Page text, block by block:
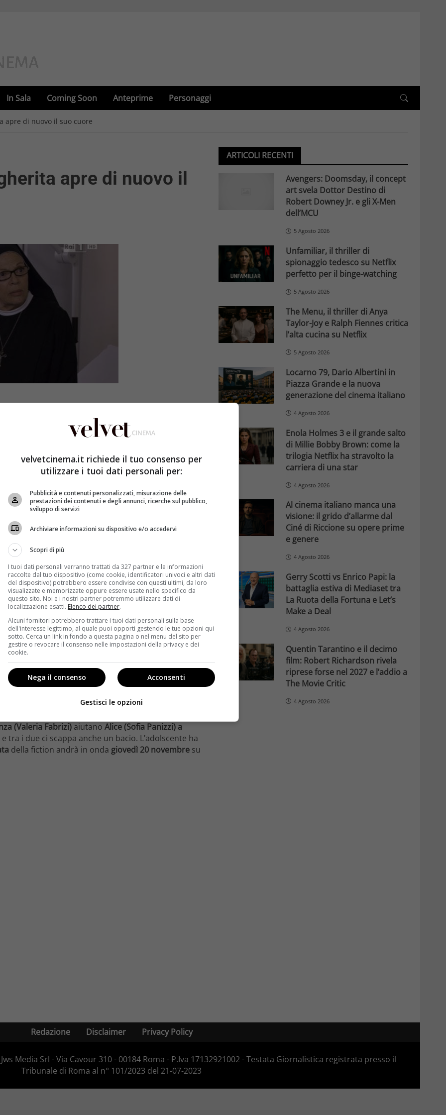
In Sala Coming Soon Anteprime Personaggi
apre di nuovo il suo cuore
apre di nuovo il
Uno l’ottava puntata diChe Dio ci aiuti 3.Guido (Lino
e stanno rispettivamente con
Ramenghi)
. IntantoNina (Laura Glavan)è felice conGregorio
ha paura che possa dimenticarla.
superare la morte di Emilio (Ludovico Fremont)
ospedale. Conosce cosìCarlos (Andrès Gil):
a causa dellesituazioni sentimentali difficili. Alla fine il
sarà davvero pronta a ricominciare una nuova
ma quando si pente scopre che luil’ha già sostituita
riavvicinarsi a Guido ed è proprio così.
, ma è combattuto perché prova ancora affetto per
stare vicini per aiutare Dario nella sua prima cotta.
(Valeria Fabrizi) aiutano Alice (Sofia Panizzi) a
e tra i due ci scappa anche un bacio. L’adolscente ha
della fiction andrà in onda giovedì 20 novembre su
ARTICOLI RECENTI
Avengers: Doomsday, il concept
art svela Dottor Destino di
Robert Downey Jr. e gli X-Men
dell’MCU
5 Agosto 2026
Unfamiliar, il thriller di
spionaggio tedesco su Netflix
perfetto per il binge-watching
5 Agosto 2026
The Menu, il thriller di Anya
Taylor-Joy e Ralph Fiennes critica
l’alta cucina su Netflix
5 Agosto 2026
Locarno 79, Dario Albertini in
Piazza Grande e la nuova
generazione del cinema italiano
4 Agosto 2026
Enola Holmes 3 e il grande salto
di Millie Bobby Brown: come la
trilogia Netflix ha stravolto la
carriera di una star
4 Agosto 2026
Al cinema italiano manca una
visione: il grido d’allarme dal
Ciné di Riccione su opere prime
e genere
4 Agosto 2026
Gerry Scotti vs Enrico Papi: la
battaglia estiva di Mediaset tra
La Ruota della Fortuna e Let’s
Make a Deal
4 Agosto 2026
Quentin Tarantino e il decimo
film: Robert Richardson rivela
riprese forse nel 2027 e l’addio a
The Movie Critic
4 Agosto 2026
Redazione Disclaimer Privacy Policy
Media Srl - Via Cavour 310 - 00184 Roma - P.Iva 17132921002 - Testata Giornalistica registrata presso il
Tribunale di Roma al n° 101/2023 del 21-07-2023
velvetcinema.it richiede il tuo consenso per
utilizzare i tuoi dati personali per:
Pubblicità e contenuti personalizzati, misurazione delle
prestazioni dei contenuti e degli annunci, ricerche sul pubblico,
sviluppo di servizi
Archiviare informazioni su dispositivo e/o accedervi
Scopri di più
I tuoi dati personali verranno trattati da 327 partner e le informazioni
raccolte dal tuo dispositivo (come cookie, identificatori univoci e altri dati
del dispositivo) potrebbero essere condivise con questi ultimi, da loro
visualizzate e memorizzate oppure essere usate nello specifico da
questo sito. Noi e i nostri partner potremmo utilizzare dati di
localizzazione esatti. Elenco dei partner.
Alcuni fornitori potrebbero trattare i tuoi dati personali sulla base
dell'interesse legittimo, al quale puoi opporti gestendo le tue opzioni qui
sotto. Cerca un link in fondo a questa pagina o nel menu del sito per
gestire o revocare il consenso nelle impostazioni della privacy e dei
cookie.
Acconsenti
Nega il consenso
Gestisci le opzioni